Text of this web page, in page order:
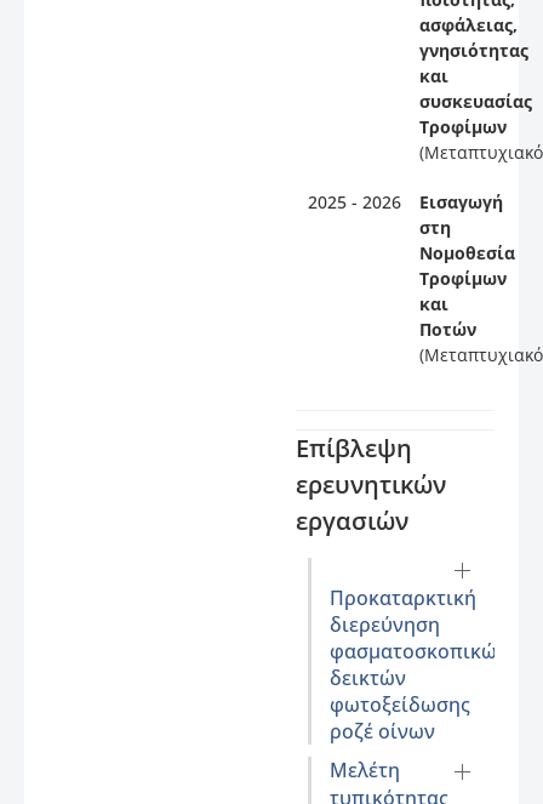
ασφάλειας,
γνησιότητας
και
συσκευασίας
Τροφίμων
2025 - 2026
Εισαγωγή
στη
Νομοθεσία
Τροφίμων
και
Ποτών
Επίβλεψη
ερευνητικών
εργασιών
Προκαταρκτική
διερεύνηση
φασματοσκοπικών
δεικτών
φωτοξείδωσης
ροζέ οίνων
Μελέτη
τυπικότητας